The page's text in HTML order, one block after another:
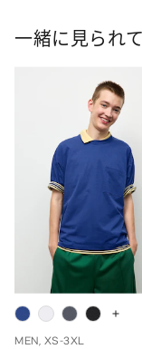
一緒に見られ
MEN, XS-3XL